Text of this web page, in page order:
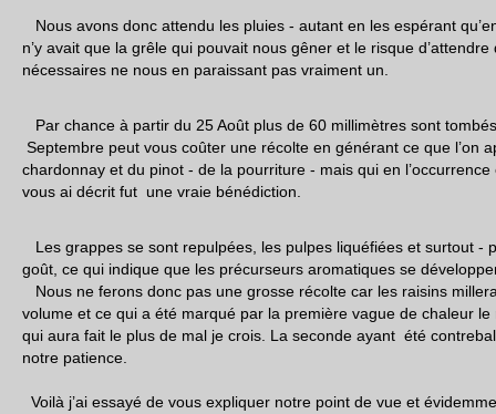
Nous avons donc attendu les pluies - autant en les espérant
n’y avait que la grêle qui pouvait nous gêner et le risque
nécessaires ne nous en paraissant pas vraiment un.
Par chance à partir du 25 Août plus de 60 millimètres sont
Septembre peut vous coûter une récolte en générant ce que l’on
chardonnay et du pinot - de la pourriture - mais qui en
vous ai décrit fut une vraie bénédiction.
Les grappes se sont repulpées, les pulpes liquéfiées et surtout -
goût, ce qui indique que les précurseurs aromatiques se
Nous ne ferons donc pas une grosse récolte car les raisins
volume et ce qui a été marqué par la première vague de chaleur le
qui aura fait le plus de mal je crois. La seconde ayant été
notre patience.
Voilà j’ai essayé de vous expliquer notre point de vue et